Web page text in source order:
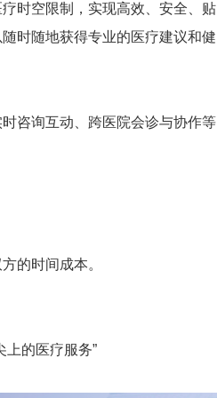
时空限制，实现高效、安全、贴
时随地获得专业的医疗建议和健
咨询互动、跨医院会诊与协作等
的时间成本。
的医疗服务”